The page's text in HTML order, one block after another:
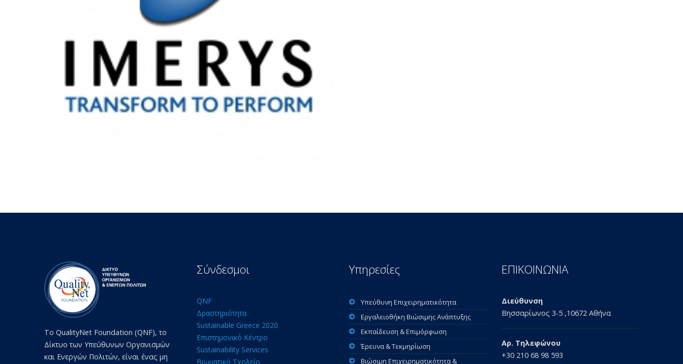
Το QualityNet Foundation (QNF), το
Δίκτυο των Υπεύθυνων Οργανισμών
και Ενεργών Πολιτών, είναι ένας μη
Σύνδεσμοι
QNF
Δραστηριότητα
Sustainable Greece 2020
Επιστημονικό Κέντρο
Sustainability Services
Βιωματικό Σχολείο
Υπηρεσίες
Υπεύθυνη Επιχειρηματικότητα
Εργαλειοθήκη Βιώσιμης Ανάπτυξης
Εκπαίδευση & Επιμόρφωση
Έρευνα & Τεκμηρίωση
Βιώσιμη Επιχειρηματικότητα &
ΕΠΙΚΟΙΝΩΝΙΑ
Διεύθυνση
Βησσαρίωνος 3-5 ,10672 Αθήνα
Αρ. Τηλεφώνου
+30 210 68 98 593